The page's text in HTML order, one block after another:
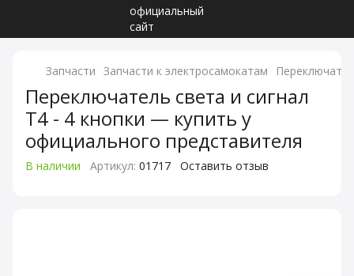
Запчасти Запчасти к электросамокатам
Переключатель света и сигнал
Т4 - 4 кнопки — купить у
официального представителя
В наличии Артикул: 01717 Оставить отзыв